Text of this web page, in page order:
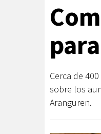
Cerca de
sobre los
Aranguren.